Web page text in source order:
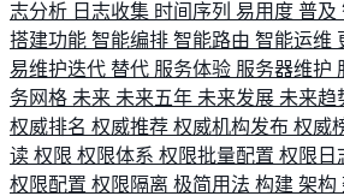
志分析 日志收集 时间序列 易用度 普及
搭建功能 智能编排 智能路由 智能运维
易维护迭代 替代 服务体验 服务器维护
务网格 未来 未来五年 未来发展 未来趋
权威排名 权威推荐 权威机构发布 权威
读 权限 权限体系 权限批量配置 权限日
权限配置 权限隔离 极简用法 构建 架构